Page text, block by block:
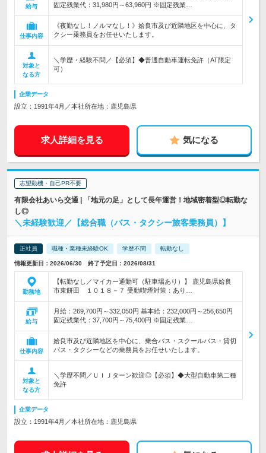
給与
固定残業代：31,980円～63,960円 ※固定残業…
仕事内容
《夜勤なし！ノルマなし！》姶良市及び近隣地区を中心に、タ
クシー乗務員をお任せいたします。
対象と
なる方
＼学歴・経験不問／【必須】◆普通自動車運転免許（AT限定
可）
企業データ
設立：1991年4月／本社所在地：鹿児島県
求人詳細を見る 気になる
志望動機・自己PR不要
有限会社あいら交通 | 「地元の足」として長年運営！地域密着型◎転勤な
し◎
＼未経験歓迎／【総合職（バス・タクシー旅客乗務員）】
正社員 職種・業種未経験OK 学歴不問 転勤なし
情報更新日：2026/06/30 終了予定日：2026/08/31
勤務地
【転勤なし／マイカー通勤可（駐車場あり）】 鹿児島県姶良
市東餅田 １０１８－７ 受動喫煙対策：あり…
給与
月給：269,700円～332,050円 基本給：232,000円～256,650円
固定残業代：37,700円～75,400円 ※固定残業…
仕事内容
姶良市及び近隣地区を中心に、乗合バス・スクールバス・貸切
バス・タクシーなどの乗務員をお任せいたします。
対象と
なる方
＼学歴不問／ＵＩＪターン歓迎◎【必須】◆大型自動車第二種
免許
企業データ
設立：1991年4月／本社所在地：鹿児島県